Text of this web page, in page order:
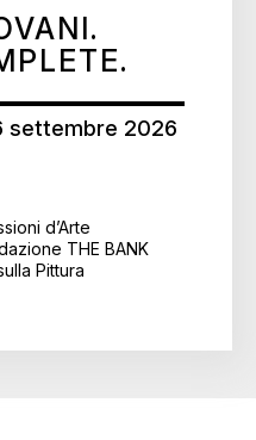
settembre 2026
d’Arte
THE BANK
Pittura